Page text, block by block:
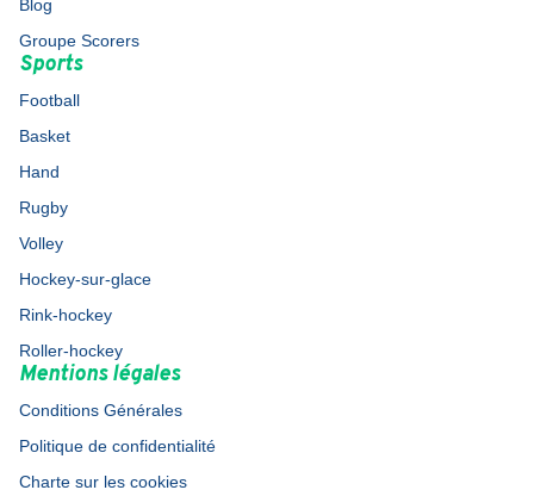
Blog
Groupe Scorers
Sports
Football
Basket
Hand
Rugby
Volley
Hockey-sur-glace
Rink-hockey
Roller-hockey
Mentions légales
Conditions Générales
Politique de confidentialité
Charte sur les cookies